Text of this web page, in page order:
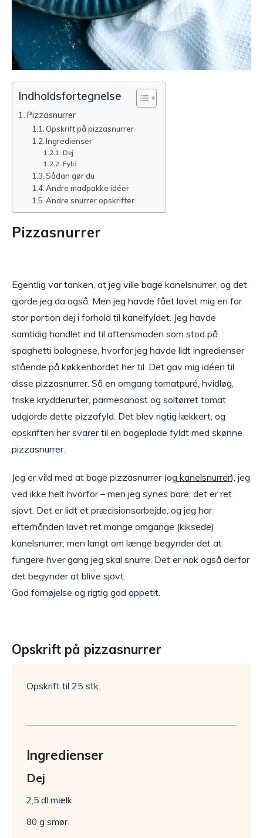
Indholdsfortegnelse
Pizzasnurrer
Opskrift på pizzasnurrer
Ingredienser
Dej
Fyld
Sådan gør du
Andre madpakke idéer
Andre snurrer opskrifter
Pizzasnurrer
Egentlig var tanken, at jeg ville bage kanelsnurrer, og det
gjorde jeg da også. Men jeg havde fået lavet mig en for
stor portion dej i forhold til kanelfyldet. Jeg havde
samtidig handlet ind til aftensmaden som stod på
spaghetti bolognese, hvorfor jeg havde lidt ingredienser
stående på køkkenbordet her til. Det gav mig idéen til
disse pizzasnurrer. Så en omgang tomatpuré, hvidløg,
friske krydderurter, parmesanost og soltørret tomat
udgjorde dette pizzafyld. Det blev rigtig lækkert, og
opskriften her svarer til en bageplade fyldt med skønne
pizzasnurrer.
Jeg er vild med at bage pizzasnurrer (og kanelsnurrer), jeg
ved ikke helt hvorfor – men jeg synes bare, det er ret
sjovt. Det er lidt et præcisionsarbejde, og jeg har
efterhånden lavet ret mange omgange (kiksede)
kanelsnurrer, men langt om længe begynder det at
fungere hver gang jeg skal snurre. Det er nok også derfor
det begynder at blive sjovt.
God fornøjelse og rigtig god appetit.
Opskrift på pizzasnurrer
Opskrift til 25 stk.
Ingredienser
Dej
2,5 dl mælk
80 g smør